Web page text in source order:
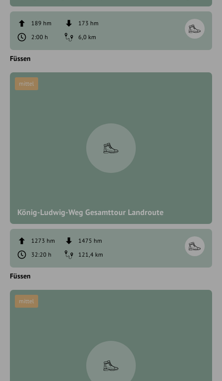
189 hm
173 hm
2:00 h
6,0 km
Füssen
König-Ludwig-Weg Gesamttour Landroute
mittel
1273 hm
1475 hm
32:20 h
121,4 km
Füssen
mittel